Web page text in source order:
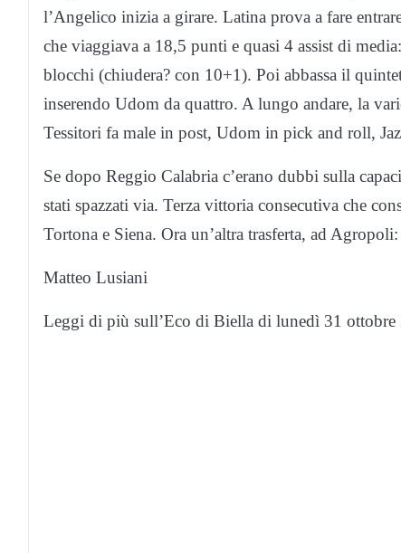
l’Angelico inizia a girare. Latina prova a fare
che viaggiava a 18,5 punti e quasi 4 assist di
blocchi (chiudera? con 10+1). Poi abbassa il
inserendo Udom da quattro. A lungo andare, la
Tessitori fa male in post, Udom in pick and roll,
Se dopo Reggio Calabria c’erano dubbi sulla
stati spazzati via. Terza vittoria consecutiva che
Tortona e Siena. Ora un’altra trasferta, ad
Matteo Lusiani
Leggi di più sull’Eco di Biella di lunedì 31 ottobre